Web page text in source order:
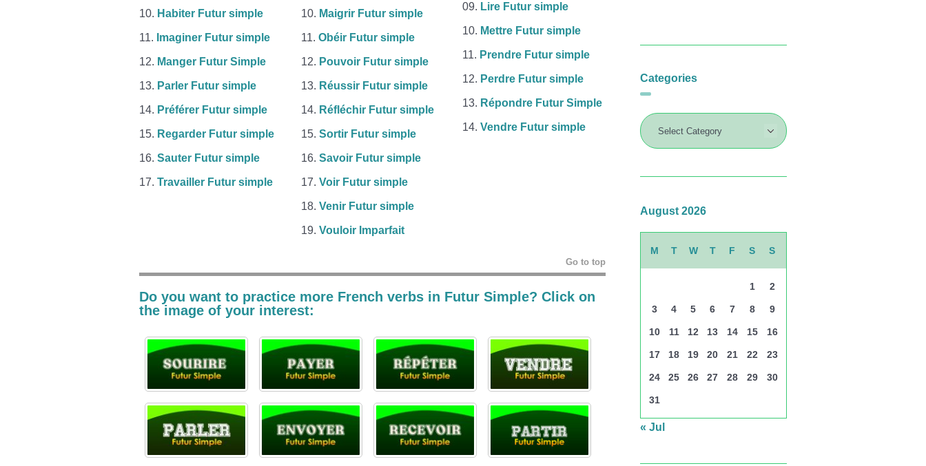
Habiter Futur simple
Imaginer Futur simple
Manger Futur Simple
Parler Futur simple
Préférer Futur simple
Regarder Futur simple
Sauter Futur simple
Travailler Futur simple
Maigrir Futur simple
Obéir Futur simple
Pouvoir Futur simple
Réussir Futur simple
Réfléchir Futur simple
Sortir Futur simple
Savoir Futur simple
Voir Futur simple
Venir Futur simple
Vouloir Imparfait
Lire Futur simple
Mettre Futur simple
Prendre Futur simple
Perdre Futur simple
Répondre Futur Simple
Vendre Futur simple
Go to top
Do you want to practice more French verbs in Futur Simple? Click on
the image of your interest:
Categories
August 2026
M T W T F S S
1 2
3 4 5 6 7 8 9
10 11 12 13 14 15 16
17 18 19 20 21 22 23
24 25 26 27 28 29 30
31
« Jul